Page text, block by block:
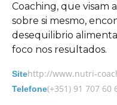
Coaching, que visam
sobre si mesmo,
desequilibrio
foco nos resultados.
Sitehttp://www.nutri-
Telefone(+351) 91 707 60